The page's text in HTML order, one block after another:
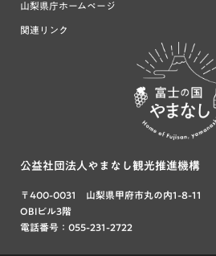
山梨県庁ホームページ
関連リンク
富士の国や
まなし
公益社団法人やまなし観光推進機構
〒400-0031 山梨県甲府市丸の内1-8-11
OBIビル3階
電話番号：055-231-2722